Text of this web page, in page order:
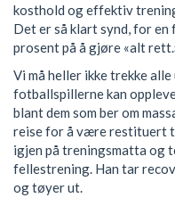
kosthold og effektiv
Det er så klart synd, for
prosent på å gjøre «alt
Vi må heller ikke trekke alle
fotballspillerne kan
blant dem som ber om
reise for å være restituert
igjen på treningsmatta og
fellestrening. Han tar
og tøyer ut.